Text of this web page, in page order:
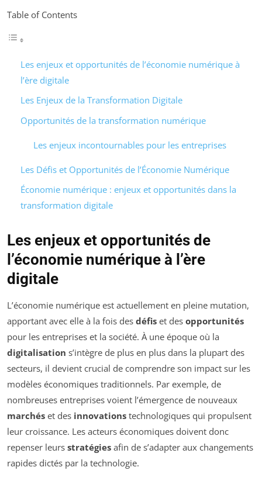
Table of Contents
Les enjeux et opportunités de l’économie numérique à
l’ère digitale
Les Enjeux de la Transformation Digitale
Opportunités de la transformation numérique
Les enjeux incontournables pour les entreprises
Les Défis et Opportunités de l’Économie Numérique
Économie numérique : enjeux et opportunités dans la
transformation digitale
Les enjeux et opportunités de
l’économie numérique à l’ère
digitale
L’économie numérique est actuellement en pleine mutation,
apportant avec elle à la fois des défis et des opportunités
pour les entreprises et la société. À une époque où la
digitalisation s’intègre de plus en plus dans la plupart des
secteurs, il devient crucial de comprendre son impact sur les
modèles économiques traditionnels. Par exemple, de
nombreuses entreprises voient l’émergence de nouveaux
marchés et des innovations technologiques qui propulsent
leur croissance. Les acteurs économiques doivent donc
repenser leurs stratégies afin de s’adapter aux changements
rapides dictés par la technologie.